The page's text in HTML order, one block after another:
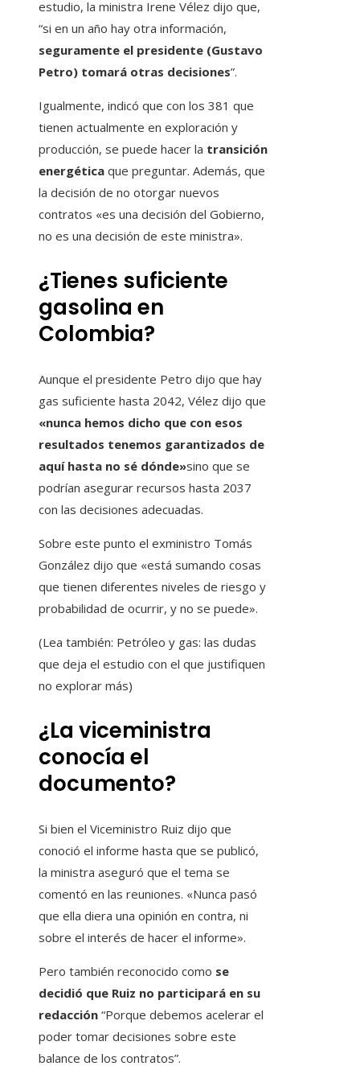
estudio, la ministra Irene Vélez dijo que,
“si en un año hay otra información,
seguramente el presidente (Gustavo
Petro) tomará otras decisiones”.
Igualmente, indicó que con los 381 que
tienen actualmente en exploración y
producción, se puede hacer la transición
energética que preguntar. Además, que
la decisión de no otorgar nuevos
contratos «es una decisión del Gobierno,
no es una decisión de este ministra».
¿Tienes suficiente
gasolina en
Colombia?
Aunque el presidente Petro dijo que hay
gas suficiente hasta 2042, Vélez dijo que
«nunca hemos dicho que con esos
resultados tenemos garantizados de
aquí hasta no sé dónde»sino que se
podrían asegurar recursos hasta 2037
con las decisiones adecuadas.
Sobre este punto el exministro Tomás
González dijo que «está sumando cosas
que tienen diferentes niveles de riesgo y
probabilidad de ocurrir, y no se puede».
(Lea también: Petróleo y gas: las dudas
que deja el estudio con el que justifiquen
no explorar más)
¿La viceministra
conocía el
documento?
Si bien el Viceministro Ruiz dijo que
conoció el informe hasta que se publicó,
la ministra aseguró que el tema se
comentó en las reuniones. «Nunca pasó
que ella diera una opinión en contra, ni
sobre el interés de hacer el informe».
Pero también reconocido como se
decidió que Ruiz no participará en su
redacción “Porque debemos acelerar el
poder tomar decisiones sobre este
balance de los contratos”.